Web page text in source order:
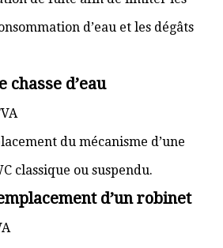
d’eau et les dégâts
chasse d’eau
du mécanisme d’une
classique ou suspendu.
d’un robinet